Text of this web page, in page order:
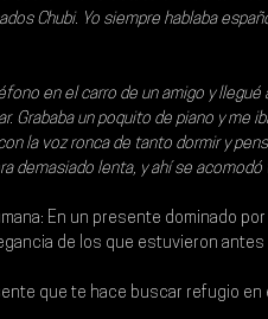
Chubi. Yo siempre hablaba
en el carro de un amigo y
Grababa un poquito de piano y me
la voz ronca de tanto dormir y
demasiado lenta, y ahí se
En un presente dominado
de los que estuvieron antes
que te hace buscar refugio en